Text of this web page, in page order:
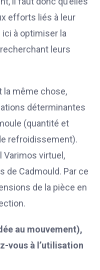
efforts liés à leur
à optimiser la
leurs
la même chose,
déterminantes
(quantité et
refroidissement).
Varimos virtuel,
de Cadmould. Par ce
de la pièce en
au mouvement),
vous à l’utilisation